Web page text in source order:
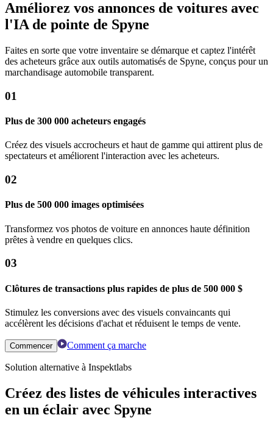
Améliorez vos annonces de voitures avec
l'IA de pointe de Spyne
Faites en sorte que votre inventaire se démarque et captez l'intérêt
des acheteurs grâce aux outils automatisés de Spyne, conçus pour un
marchandisage automobile transparent.
01
Plus de 300 000 acheteurs engagés
Créez des visuels accrocheurs et haut de gamme qui attirent plus de
spectateurs et améliorent l'interaction avec les acheteurs.
02
Plus de 500 000 images optimisées
Transformez vos photos de voiture en annonces haute définition
prêtes à vendre en quelques clics.
03
Clôtures de transactions plus rapides de plus de 500 000 $
Stimulez les conversions avec des visuels convaincants qui
accélèrent les décisions d'achat et réduisent le temps de vente.
Commencer Comment ça marche
Solution alternative à Inspektlabs
Créez des listes de véhicules interactives
en un éclair avec Spyne